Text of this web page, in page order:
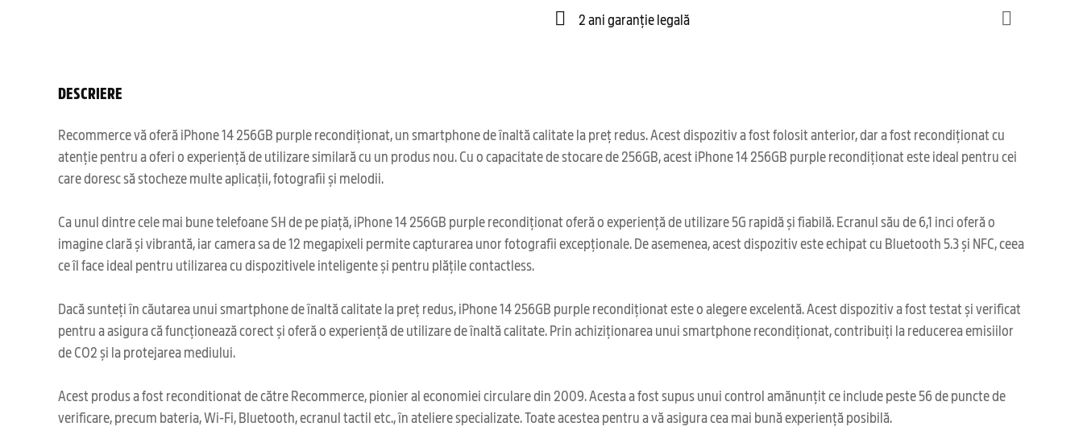
2 ani garanție legală
DESCRIERE
Recommerce vă oferă iPhone 14 256GB purple recondiționat, un smartphone de înaltă calitate la preț redus. Acest dispozitiv a fost folosit anterior, dar a fost recondiționat cu
atenție pentru a oferi o experiență de utilizare similară cu un produs nou. Cu o capacitate de stocare de 256GB, acest iPhone 14 256GB purple recondiționat este ideal pentru cei
care doresc să stocheze multe aplicații, fotografii și melodii.
Ca unul dintre cele mai bune telefoane SH de pe piață, iPhone 14 256GB purple recondiționat oferă o experiență de utilizare 5G rapidă și fiabilă. Ecranul său de 6,1 inci oferă o
imagine clară și vibrantă, iar camera sa de 12 megapixeli permite capturarea unor fotografii excepționale. De asemenea, acest dispozitiv este echipat cu Bluetooth 5.3 și NFC, ceea
ce îl face ideal pentru utilizarea cu dispozitivele inteligente și pentru plățile contactless.
Dacă sunteți în căutarea unui smartphone de înaltă calitate la preț redus, iPhone 14 256GB purple recondiționat este o alegere excelentă. Acest dispozitiv a fost testat și verificat
pentru a asigura că funcționează corect și oferă o experiență de utilizare de înaltă calitate. Prin achiziționarea unui smartphone recondiționat, contribuiți la reducerea emisiilor
de CO2 și la protejarea mediului.
Acest produs a fost reconditionat de către Recommerce, pionier al economiei circulare din 2009. Acesta a fost supus unui control amănunțit ce include peste 56 de puncte de
verificare, precum bateria, Wi-Fi, Bluetooth, ecranul tactil etc., în ateliere specializate. Toate acestea pentru a vă asigura cea mai bună experiență posibilă.